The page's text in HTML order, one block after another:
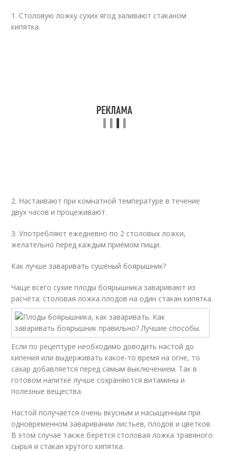
1. Столовую ложку сухих ягод заливают стаканом
кипятка.
2. Настаивают при комнатной температуре в течение
двух часов и процеживают.
3. Употребляют ежедневно по 2 столовых ложки,
желательно перед каждым приёмом пищи.
Как лучше заваривать сушёный боярышник?
Чаще всего сухие плоды боярышника заваривают из
расчёта: столовая ложка плодов на один стакан кипятка.
Если по рецептуре необходимо доводить настой до
кипения или выдерживать какое-то время на огне, то
сахар добавляется перед самым выключением. Так в
готовом напитке лучше сохраняются витамины и
полезные вещества.
Настой получается очень вкусным и насыщенным при
одновременном заваривании листьев, плодов и цветков.
В этом случае также берётся столовая ложка травяного
сырья и стакан крутого кипятка.